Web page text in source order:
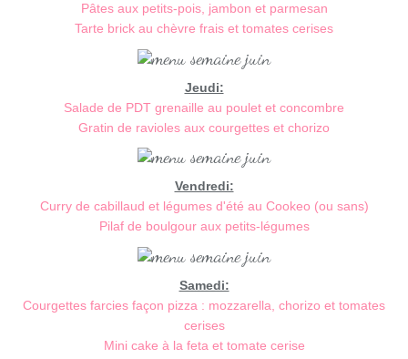
Pâtes aux petits-pois, jambon et parmesan
Tarte brick au chèvre frais et tomates cerises
Jeudi:
Salade de PDT grenaille au poulet et concombre
Gratin de ravioles aux courgettes et chorizo
Vendredi:
Curry de cabillaud et légumes d'été au Cookeo (ou sans)
Pilaf de boulgour aux petits-légumes
Samedi:
Courgettes farcies façon pizza : mozzarella, chorizo et tomates
cerises
Mini cake à la feta et tomate cerise